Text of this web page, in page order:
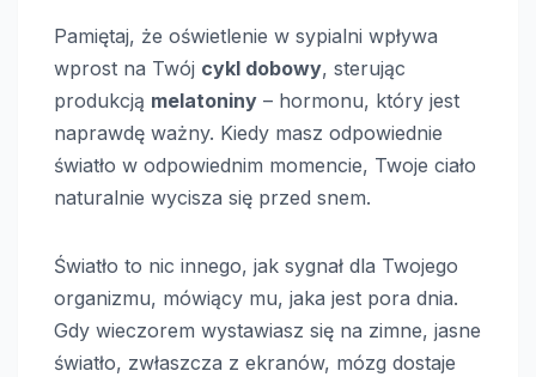
Pamiętaj, że oświetlenie w sypialni wpływa
wprost na Twój cykl dobowy, sterując
produkcją melatoniny – hormonu, który jest
naprawdę ważny. Kiedy masz odpowiednie
światło w odpowiednim momencie, Twoje ciało
naturalnie wycisza się przed snem.
Światło to nic innego, jak sygnał dla Twojego
organizmu, mówiący mu, jaka jest pora dnia.
Gdy wieczorem wystawiasz się na zimne, jasne
światło, zwłaszcza z ekranów, mózg dostaje